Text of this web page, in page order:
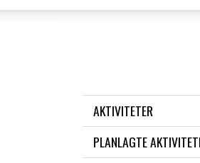
AKTIVITETER
PLANLAGTE